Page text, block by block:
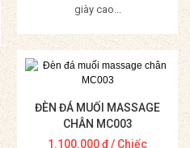
giày cao...
Mua Hàng
ĐÈN ĐÁ MUỐI MASSAGE
CHÂN MC003
1.100.000₫/ Chiếc